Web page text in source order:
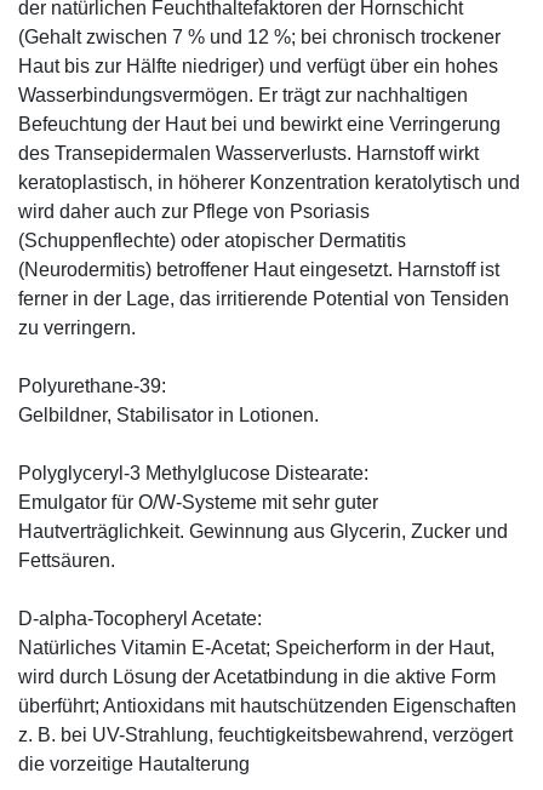
der natürlichen Feuchthaltefaktoren der Hornschicht
(Gehalt zwischen 7 % und 12 %; bei chronisch trockener
Haut bis zur Hälfte niedriger) und verfügt über ein hohes
Wasserbindungsvermögen. Er trägt zur nachhaltigen
Befeuchtung der Haut bei und bewirkt eine Verringerung
des Transepidermalen Wasserverlusts. Harnstoff wirkt
keratoplastisch, in höherer Konzentration keratolytisch und
wird daher auch zur Pflege von Psoriasis
(Schuppenflechte) oder atopischer Dermatitis
(Neurodermitis) betroffener Haut eingesetzt. Harnstoff ist
ferner in der Lage, das irritierende Potential von Tensiden
zu verringern.
Polyurethane-39:
Gelbildner, Stabilisator in Lotionen.
Polyglyceryl-3 Methylglucose Distearate:
Emulgator für O/W-Systeme mit sehr guter
Hautverträglichkeit. Gewinnung aus Glycerin, Zucker und
Fettsäuren.
D-alpha-Tocopheryl Acetate:
Natürliches Vitamin E-Acetat; Speicherform in der Haut,
wird durch Lösung der Acetatbindung in die aktive Form
überführt; Antioxidans mit hautschützenden Eigenschaften
z. B. bei UV-Strahlung, feuchtigkeitsbewahrend, verzögert
die vorzeitige Hautalterung